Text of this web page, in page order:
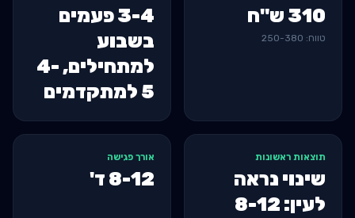
310 ש"ח
טווח: 250-380
3-4 פעמים
בשבוע
למתחילים, 4-
5 למתקדמים
תוצאות ראשונות
שינוי נראה
לעין: 8-12
אורך פגישה
8-12 ד'